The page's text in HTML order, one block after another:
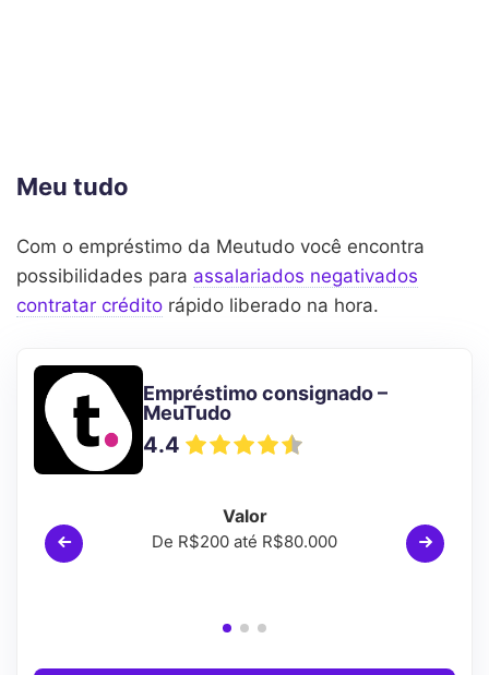
Meu tudo
Com o empréstimo da Meutudo você encontra
possibilidades para assalariados negativados
contratar crédito rápido liberado na hora.
Empréstimo consignado –
MeuTudo
4.4
Valor
De R$200 até R$80.000